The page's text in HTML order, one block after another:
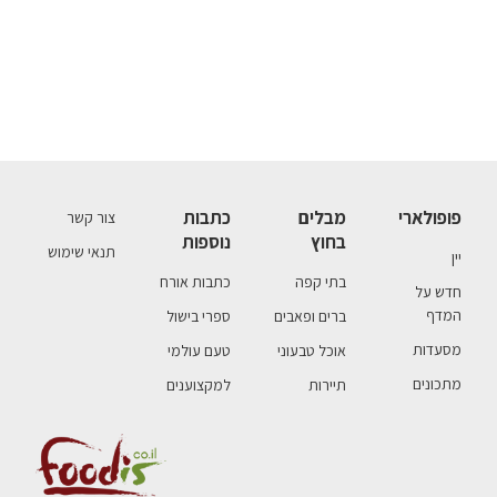
פופולארי
יין
חדש על
המדף
מסעדות
מתכונים
מבלים
בחוץ
בתי קפה
ברים ופאבים
אוכל טבעוני
תיירות
כתבות
נוספות
כתבות אורח
ספרי בישול
טעם עולמי
למקצוענים
צור קשר
תנאי שימוש